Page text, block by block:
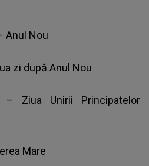
Anul Nou
zi după Anul Nou
Ziua Unirii Principatelor
Mare